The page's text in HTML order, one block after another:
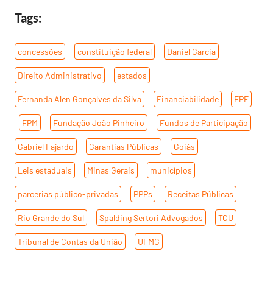
Tags:
concessões constituição federal Daniel Garcia
Direito Administrativo estados
Fernanda Alen Gonçalves da Silva Financiabilidade FPE
FPM Fundação João Pinheiro Fundos de Participação
Gabriel Fajardo Garantias Públicas Goiás
Leis estaduais Minas Gerais municípios
parcerias público-privadas PPPs Receitas Públicas
Rio Grande do Sul Spalding Sertori Advogados TCU
Tribunal de Contas da União UFMG